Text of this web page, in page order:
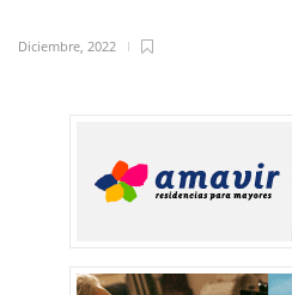
Diciembre, 2022